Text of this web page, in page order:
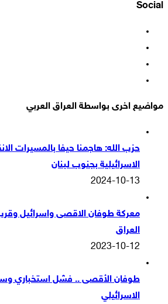
Social
مواضيع اخرى بواسطة العراق العربي
حزب الله: هاجمنا حيفا بالمسيرات
الاسرائيلية بجنوب لبنان
2024-10-13
معركة طوفان الاقصى واسرائيل
العراق
2023-10-12
طوفان الأقصى .. فشل استخباري
الاسرائيلي